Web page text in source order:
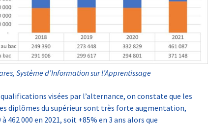
Système d’Information sur l’Apprentissage
visées par l’alternance, on constate que les
diplômes du supérieur sont très forte augmentation,
462 000 en 2021, soit +85% en 3 ans alors que